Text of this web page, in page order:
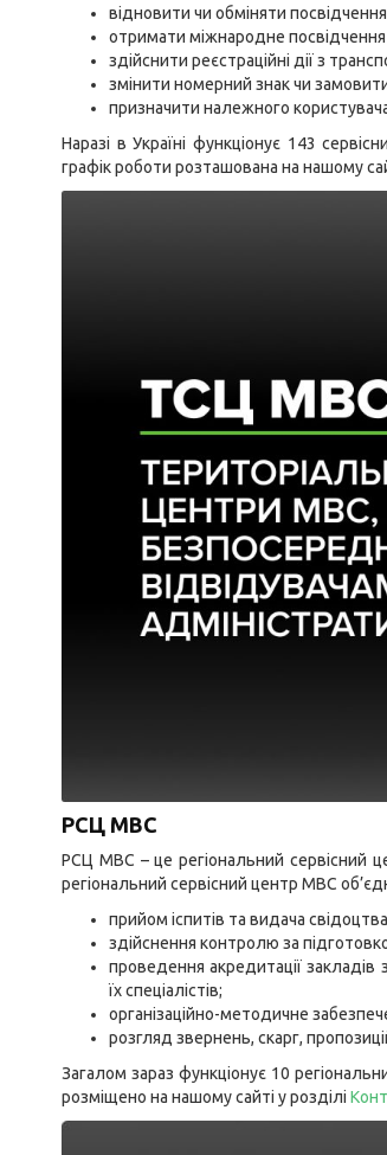
відновити чи обміняти
отримати міжнародне посвідчення
здійснити реєстраційні дії з
змінити номерний знак чи
призначити належного
Наразі в Україні функціонує 143
графік роботи розташована на нашому
РСЦ МВС
РСЦ МВС – це регіональний сервісний
регіональний сервісний центр МВС
прийом іспитів та видача
здійснення контролю за
проведення акредитації закладів
їх спеціалістів;
організаційно-методичне
розгляд звернень, скарг,
Загалом зараз функціонує 10
розміщено на нашому сайті у розділі